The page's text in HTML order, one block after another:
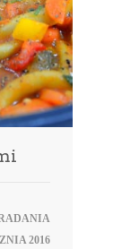
2016